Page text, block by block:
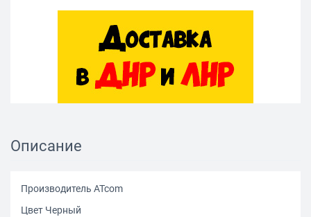
Описание
Производитель ATcom
Цвет Черный